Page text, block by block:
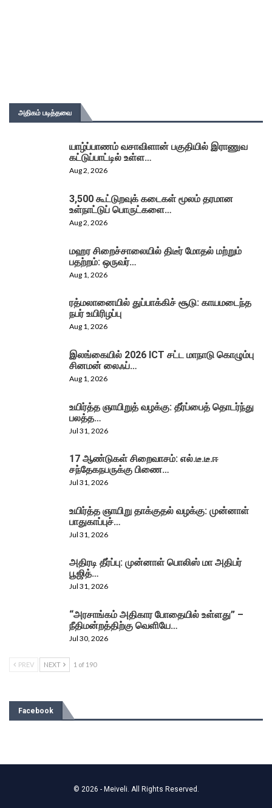
அதிகம் படித்தவை
யாழ்ப்பாணம் வசாவிளான் பகுதியில் இராணுவ
கட்டுப்பாட்டில் உள்ள…
Aug 2, 2026
3,500 கூட்டுறவுக் கடைகள் மூலம் தரமான
உள்நாட்டுப் பொருட்களை…
Aug 2, 2026
மஹர சிறைச்சாலையில் திடீர் மோதல் மற்றும்
பதற்றம்: ஒருவர்…
Aug 1, 2026
ரத்மலானையில் துப்பாக்கிச் சூடு: காயமடைந்த
நபர் உயிரிழப்பு
Aug 1, 2026
இலங்கையில் 2026 ICT சட்ட மாநாடு கொழும்பு
சினமன் லைஃப்…
Aug 1, 2026
உயிர்த்த ஞாயிறுத் வழக்கு: தீர்ப்பைத் தொடர்ந்து
பலத்த…
Jul 31, 2026
17 ஆண்டுகள் சிறைவாசம்: எல்.டீ.டீ.ஈ
சந்தேகநபருக்கு பிணை…
Jul 31, 2026
உயிர்த்த ஞாயிறு தாக்குதல் வழக்கு: முன்னாள்
பாதுகாப்புச்…
Jul 31, 2026
அதிரடி தீர்ப்பு: முன்னாள் பொலிஸ் மா அதிபர்
பூஜித்…
Jul 31, 2026
“அரசாங்கம் அதிகார போதையில் உள்ளது” –
நீதிமன்றத்திற்கு வெளியே…
Jul 30, 2026
PREV NEXT 1 of 190
Facebook
© 2026 - Meiveli. All Rights Reserved.